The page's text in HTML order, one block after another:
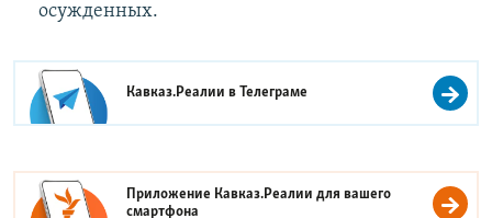
осужденных.
Кавказ.Реалии вТелеграме
Приложение Кавказ.Реалии для вашего
смартфона